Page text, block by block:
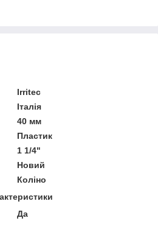
Irritec
Італія
40 мм
Пластик
1 1/4"
Новий
Коліно
Да